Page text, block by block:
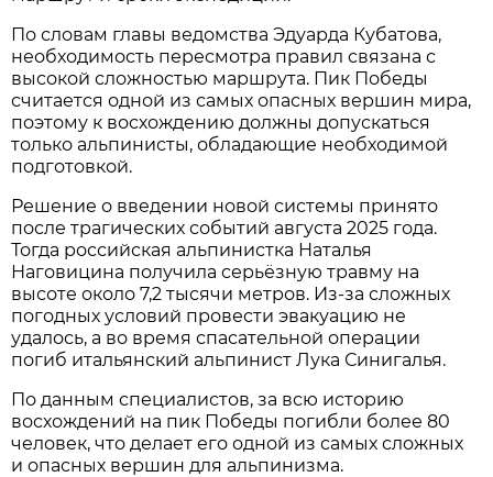
По словам главы ведомства Эдуарда Кубатова,
необходимость пересмотра правил связана с
высокой сложностью маршрута. Пик Победы
считается одной из самых опасных вершин мира,
поэтому к восхождению должны допускаться
только альпинисты, обладающие необходимой
подготовкой.
Решение о введении новой системы принято
после трагических событий августа 2025 года.
Тогда российская альпинистка Наталья
Наговицина получила серьёзную травму на
высоте около 7,2 тысячи метров. Из-за сложных
погодных условий провести эвакуацию не
удалось, а во время спасательной операции
погиб итальянский альпинист Лука Синигалья.
По данным специалистов, за всю историю
восхождений на пик Победы погибли более 80
человек, что делает его одной из самых сложных
и опасных вершин для альпинизма.